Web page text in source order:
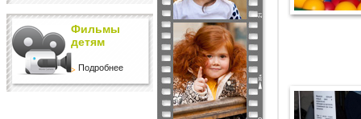
Фильмы
детям
Подробнее